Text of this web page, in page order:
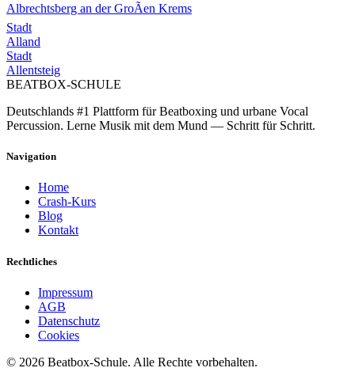
Albrechtsberg an der GroÃen Krems
Stadt
Alland
Stadt
Allentsteig
BEATBOX-SCHULE
Deutschlands #1 Plattform für Beatboxing und urbane Vocal
Percussion. Lerne Musik mit dem Mund — Schritt für Schritt.
Navigation
Home
Crash-Kurs
Blog
Kontakt
Rechtliches
Impressum
AGB
Datenschutz
Cookies
© 2026 Beatbox-Schule. Alle Rechte vorbehalten.